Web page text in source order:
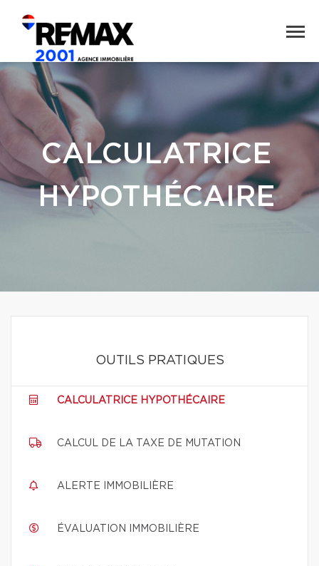
CALCULATRICE
HYPOTHÉCAIRE
OUTILS PRATIQUES
CALCULATRICE HYPOTHÉCAIRE
CALCUL DE LA TAXE DE MUTATION
ALERTE IMMOBILIÈRE
ÉVALUATION IMMOBILIÈRE